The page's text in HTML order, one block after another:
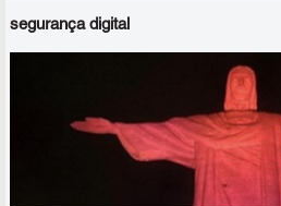
segurança digital